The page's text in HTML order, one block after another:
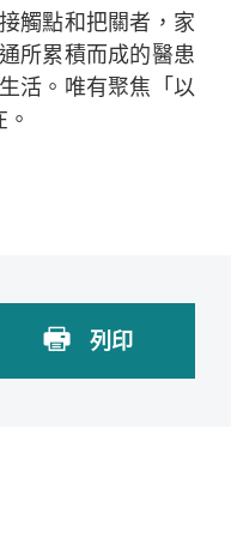
觸點和把關者，家
所累積而成的醫患
活。唯有聚焦「以
列印